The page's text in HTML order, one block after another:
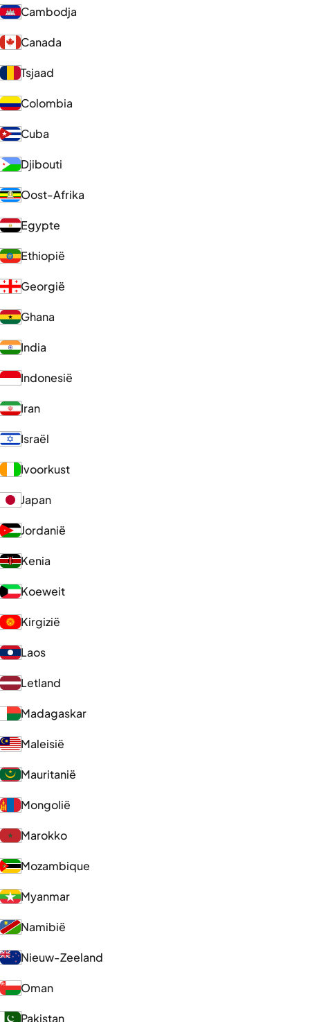
Cambodja
Canada
Tsjaad
Colombia
Cuba
Djibouti
Oost-Afrika
Egypte
Ethiopië
Georgië
Ghana
India
Indonesië
Iran
Israël
Ivoorkust
Japan
Jordanië
Kenia
Koeweit
Kirgizië
Laos
Letland
Madagaskar
Maleisië
Mauritanië
Mongolië
Marokko
Mozambique
Myanmar
Namibië
Nieuw-Zeeland
Oman
Pakistan